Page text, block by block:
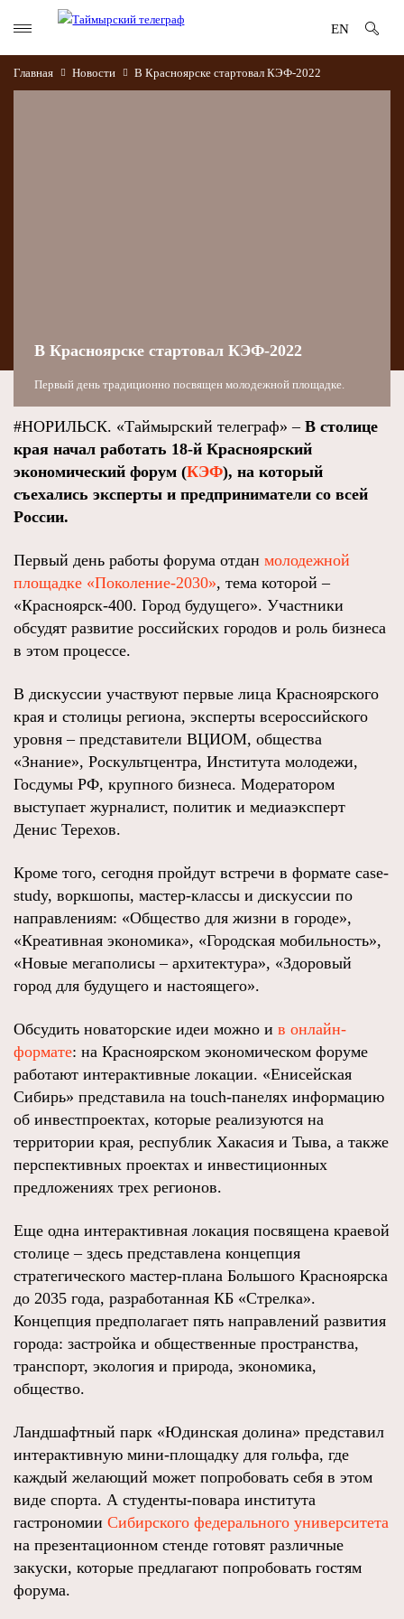
EN
Главная Новости В Красноярске стартовал КЭФ-2022
В Красноярске стартовал КЭФ-2022
Первый день традиционно посвящен молодежной площадке.
#НОРИЛЬСК. «Таймырский телеграф» – В столице
края начал работать 18-й Красноярский
экономический форум (КЭФ), на который
съехались эксперты и предприниматели со всей
России.
Первый день работы форума отдан молодежной
площадке «Поколение-2030», тема которой –
«Красноярск-400. Город будущего». Участники
обсудят развитие российских городов и роль бизнеса
в этом процессе.
В дискуссии участвуют первые лица Красноярского
края и столицы региона, эксперты всероссийского
уровня – представители ВЦИОМ, общества
«Знание», Роскультцентра, Института молодежи,
Госдумы РФ, крупного бизнеса. Модератором
выступает журналист, политик и медиаэксперт
Денис Терехов.
Кроме того, сегодня пройдут встречи в формате сase-
study, воркшопы, мастер-классы и дискуссии по
направлениям: «Общество для жизни в городе»,
«Креативная экономика», «Городская мобильность»,
«Новые мегаполисы – архитектура», «Здоровый
город для будущего и настоящего».
Обсудить новаторские идеи можно и в онлайн-
формате: на Красноярском экономическом форуме
работают интерактивные локации. «Енисейская
Сибирь» представила на touch-панелях информацию
об инвестпроектах, которые реализуются на
территории края, республик Хакасия и Тыва, а также
перспективных проектах и инвестиционных
предложениях трех регионов.
Еще одна интерактивная локация посвящена краевой
столице – здесь представлена концепция
стратегического мастер-плана Большого Красноярска
до 2035 года, разработанная КБ «Стрелка».
Концепция предполагает пять направлений развития
города: застройка и общественные пространства,
транспорт, экология и природа, экономика,
общество.
Ландшафтный парк «Юдинская долина» представил
интерактивную мини-площадку для гольфа, где
каждый желающий может попробовать себя в этом
виде спорта. А студенты-повара института
гастрономии Сибирского федерального университета
на презентационном стенде готовят различные
закуски, которые предлагают попробовать гостям
форума.